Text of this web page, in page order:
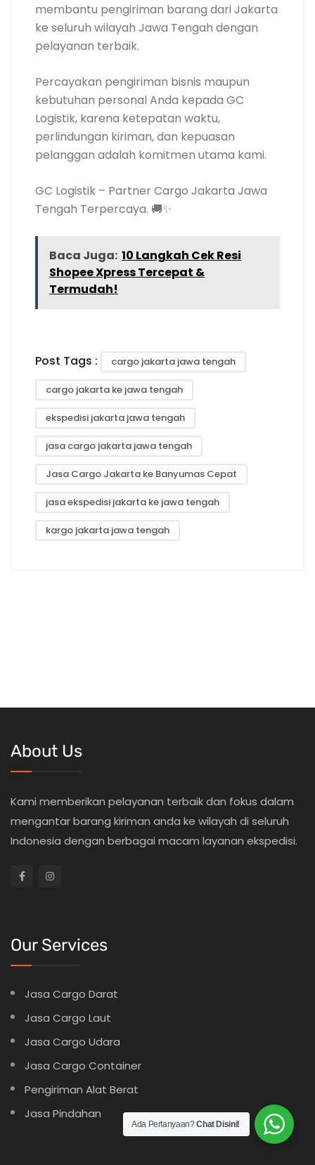
membantu pengiriman barang dari Jakarta
ke seluruh wilayah Jawa Tengah dengan
pelayanan terbaik.
Percayakan pengiriman bisnis maupun
kebutuhan personal Anda kepada GC
Logistik, karena ketepatan waktu,
perlindungan kiriman, dan kepuasan
pelanggan adalah komitmen utama kami.
GC Logistik – Partner Cargo Jakarta Jawa
Tengah Terpercaya. 🚚✨
Baca Juga: 10 Langkah Cek Resi
Shopee Xpress Tercepat &
Termudah!
Post Tags : cargo jakarta jawa tengah
cargo jakarta ke jawa tengah
ekspedisi jakarta jawa tengah
jasa cargo jakarta jawa tengah
Jasa Cargo Jakarta ke Banyumas Cepat
jasa ekspedisi jakarta ke jawa tengah
kargo jakarta jawa tengah
About Us
Kami memberikan pelayanan terbaik dan fokus dalam
mengantar barang kiriman anda ke wilayah di seluruh
Indonesia dengan berbagai macam layanan ekspedisi.
Our Services
Jasa Cargo Darat
Jasa Cargo Laut
Jasa Cargo Udara
Jasa Cargo Container
Pengiriman Alat Berat
Jasa Pindahan
Ada Pertanyaan?Chat Disini!